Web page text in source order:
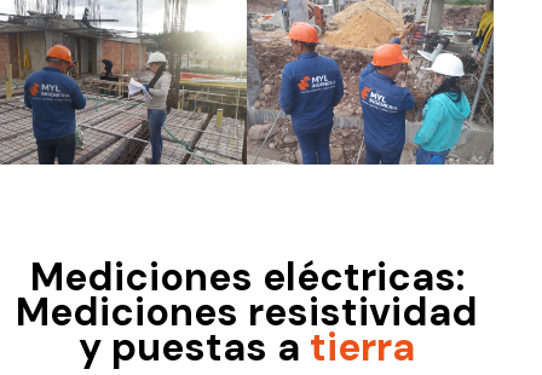
Mediciones eléctricas:
Mediciones resistividad
y puestas a tierra